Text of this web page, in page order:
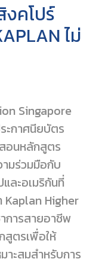
งคโปร์
ไม่
Singapore
ะกาศนียบัตร
อนหลักสูตร
มร่วมมือกับ
ละอเมริกันที่
Kaplan Higher
การสายอาชีพ
สูตรเพื่อให้
ะสมสำหรับการ